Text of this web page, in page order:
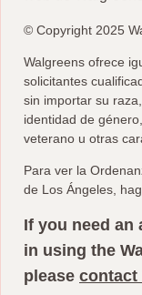
© Copyright 2025
Walgreens ofrece
solicitantes
sin importar su
identidad de
veterano u otras
Para ver la
de Los Ángeles,
If you need an
in using the
please contact